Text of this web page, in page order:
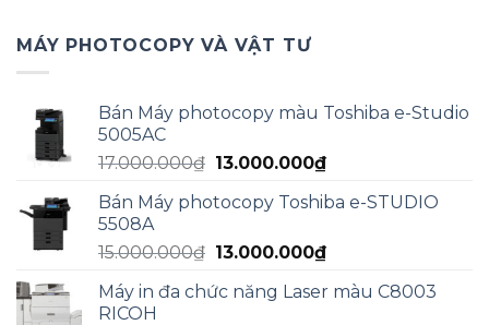
MÁY PHOTOCOPY VÀ VẬT TƯ
Bán Máy photocopy màu Toshiba e-Studio
5005AC
17.000.000₫ Giá
là:
13.000.000₫Giá
tại
13.000.000₫.
Bán Máy photocopy Toshiba e-STUDIO
5508A
15.000.000₫ Giá
là:
13.000.000₫Giá
tại
Máy in đa chức năng Laser màu C8003
RICOH